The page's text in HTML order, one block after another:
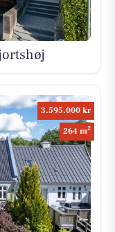
3.595.000 kr
264 m2